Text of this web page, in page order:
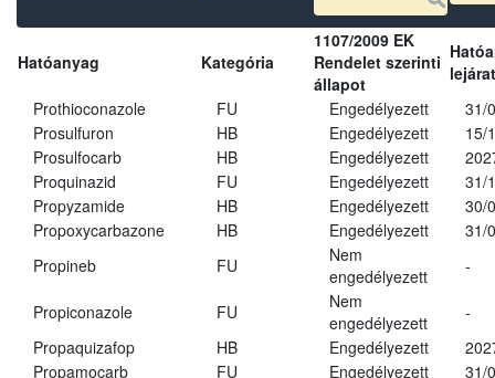
Hatóanyag Kategória
1107/2009 EK
Rendelet szerinti
állapot
Prothioconazole
FU Engedélyezett
31/
Prosulfuron
HB Engedélyezett
15/
Prosulfocarb
HB Engedélyezett
Proquinazid
FU Engedélyezett
31/
Propyzamide
HB Engedélyezett
30/
Propoxycarbazone
HB Engedélyezett
31/
Propineb
FU
Nem
engedélyezett
-
Propiconazole FU
Nem
engedélyezett
-
Propaquizafop
HB Engedélyezett
Propamocarb
FU Engedélyezett
31/